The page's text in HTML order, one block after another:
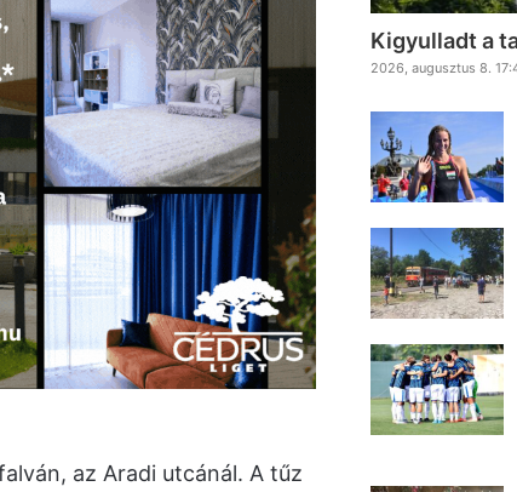
az Aradi utcánál. A tűz
Kigyulladt a
2026, augusztus 8.